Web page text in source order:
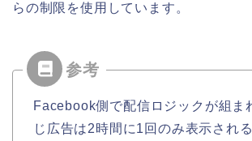
らの制限を使用しています。
Facebook側で配信ロジックが組ま
じ広告は2時間に1回のみ表示され